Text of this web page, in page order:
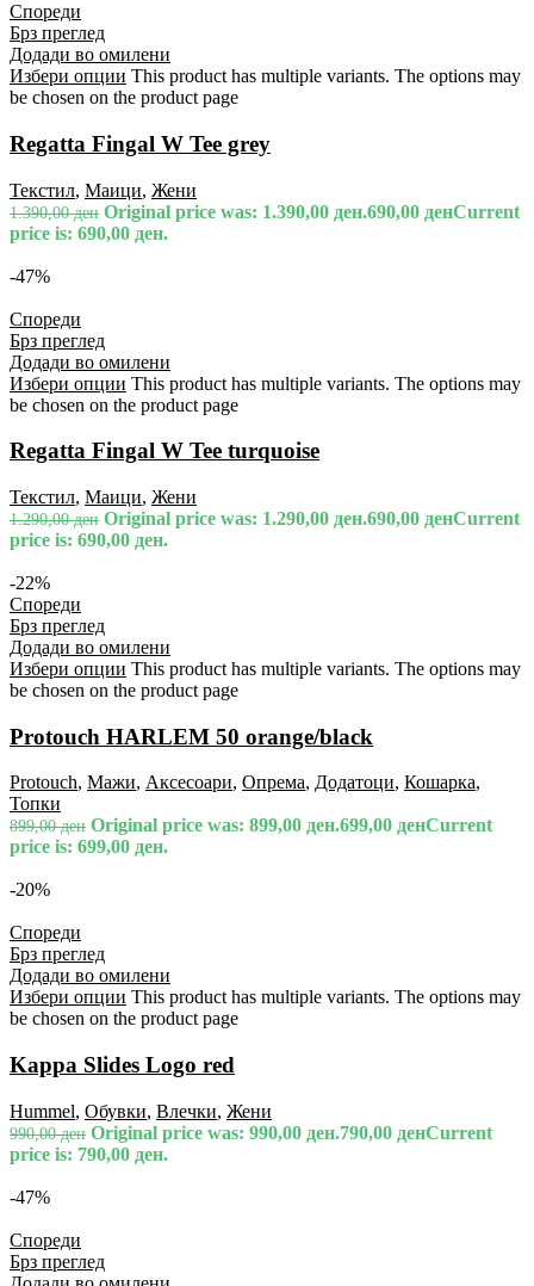
Спореди
Брз преглед
Додади во омилени
Избери опции This product has multiple variants. The options may
be chosen on the product page
Regatta Fingal W Tee grey
Текстил, Маици, Жени
1.390,00ден Original price was: 1.390,00 ден.690,00 денCurrent
price is: 690,00 ден.
-47%
Спореди
Брз преглед
Додади во омилени
Избери опции This product has multiple variants. The options may
be chosen on the product page
Regatta Fingal W Tee turquoise
Текстил, Маици, Жени
1.290,00ден Original price was: 1.290,00 ден.690,00 денCurrent
price is: 690,00 ден.
-22%
Спореди
Брз преглед
Додади во омилени
Избери опции This product has multiple variants. The options may
be chosen on the product page
Protouch HARLEM 50 orange/black
Protouch, Мажи, Аксесоари, Опрема, Додатоци, Кошарка,
Топки
899,00ден Original price was: 899,00 ден.699,00 денCurrent
price is: 699,00 ден.
-20%
Спореди
Брз преглед
Додади во омилени
Избери опции This product has multiple variants. The options may
be chosen on the product page
Kappa Slides Logo red
Hummel, Обувки, Влечки, Жени
990,00ден Original price was: 990,00 ден.790,00 денCurrent
price is: 790,00 ден.
-47%
Спореди
Брз преглед